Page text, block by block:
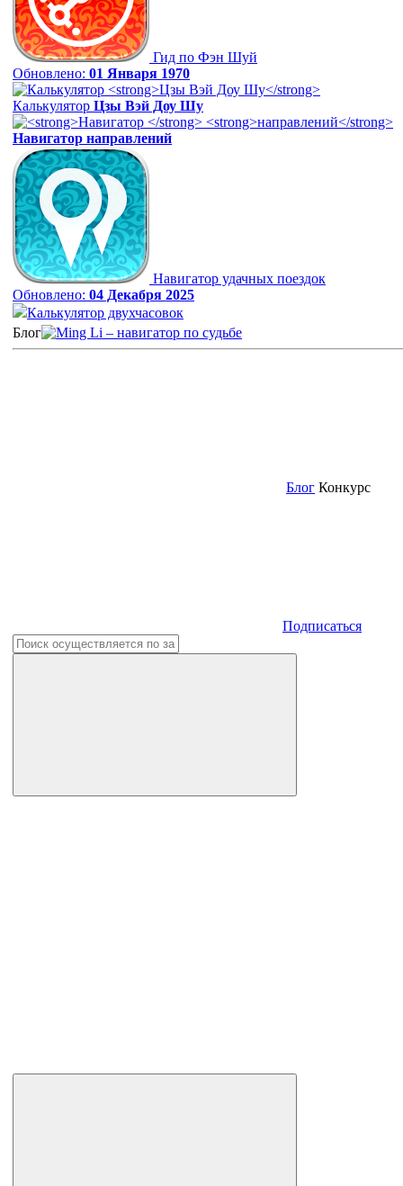
Гид по Фэн Шуй
Обновлено: 01 Января 1970
Калькулятор Цзы Вэй Доу Шу
Навигатор направлений
Навигатор удачных поездок
Обновлено: 04 Декабря 2025
Калькулятор двухчасовок
Блог
Блог Конкурс
Подписаться